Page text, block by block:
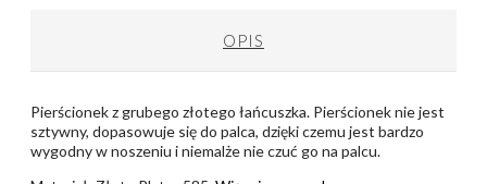
OPIS
Pierścionek z grubego złotego łańcuszka. Pierścionek nie jest
sztywny, dopasowuje się do palca, dzięki czemu jest bardzo
wygodny w noszeniu i niemalże nie czuć go na palcu.